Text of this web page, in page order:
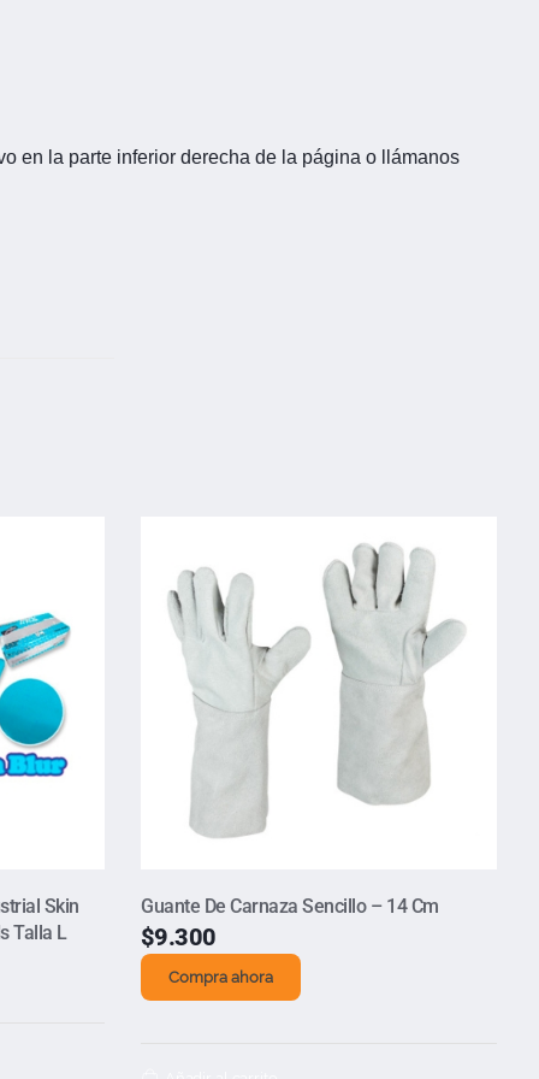
en la parte inferior derecha de la página o llámanos
Skin
Talla L
Guante De Carnaza Sencillo – 14 Cm
$9.300
Compra ahora